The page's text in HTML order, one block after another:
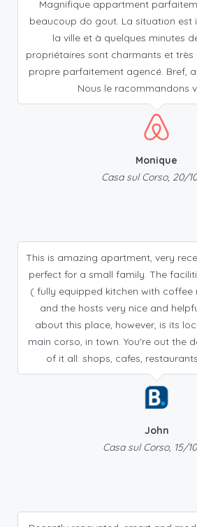
Magnifique appartment
beaucoup do gout. La situation est
la ville et à quelques minutes
propriétaires sont charmants et très
propre parfaitement agencé. Bref,
Nous le racommandons
Monique
Casa sul Corso, 20/
This is amazing apartment, very
perfect for a small family. The
( fully equipped kitchen with coffee
and the hosts very nice and
about this place, however, is its
main corso, in town. You're out the
of it all: shops, cafes,
John
Casa sul Corso, 15/